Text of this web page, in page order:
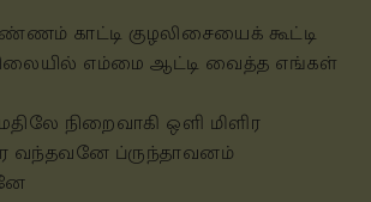
காட்டி குழலிசையைக் கூட்டி
எம்மை ஆட்டி வைத்த எங்கள்
நிறைவாகி ஒளி மிளிர
வந்தவனே ப்ருந்தாவனம்